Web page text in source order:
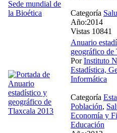
Categoría
Año:2014
Vistas 10841
Anuario
geográfico de
PorInstituto
Estadística,
Informática
Categoría
Población,
Economía y
Educación